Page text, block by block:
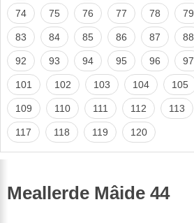
74 75 76 77 78 79
83 84 85 86 87 88
92 93 94 95 96 97
101 102 103 104 105
109 110 111 112 113
117 118 119 120
Meallerde Mâide 44